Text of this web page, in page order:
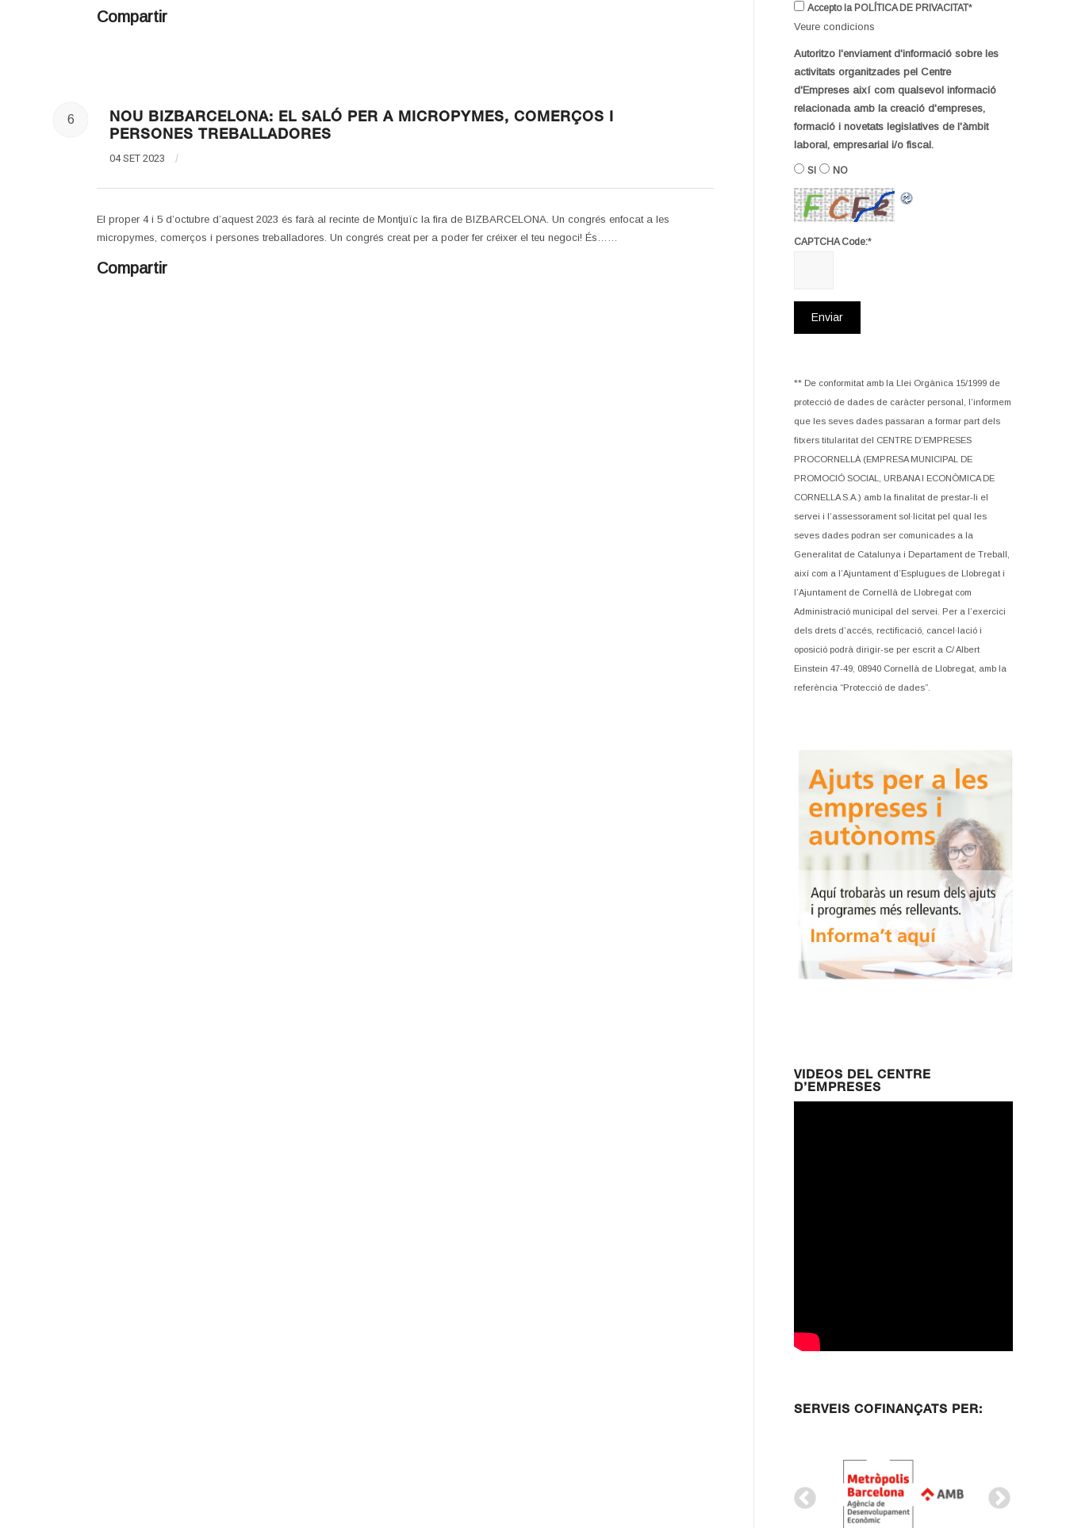
Compartir
6
NOU BIZBARCELONA: EL SALÓ PER A MICROPYMES, COMERÇOS I
PERSONES TREBALLADORES
04 SET 2023 /
El proper 4 i 5 d’octubre d’aquest 2023 és farà al recinte de Montjuïc la fira de BIZBARCELONA. Un congrés enfocat a les
micropymes, comerços i persones treballadores. Un congrés creat per a poder fer créixer el teu negoci! És……
Compartir
Accepto la POLÍTICA DE PRIVACITAT*
Veure condicions
Autoritzo l'enviament d'informació sobre les
activitats organitzades pel Centre
d'Empreses així com qualsevol informació
relacionada amb la creació d'empreses,
formació i novetats legislatives de l'àmbit
laboral, empresarial i/o fiscal.
SI NO
CAPTCHA Code:*
** De conformitat amb la Llei Orgànica 15/1999 de
protecció de dades de caràcter personal, l’informem
que les seves dades passaran a formar part dels
fitxers titularitat del CENTRE D’EMPRESES
PROCORNELLÀ (EMPRESA MUNICIPAL DE
PROMOCIÓ SOCIAL, URBANA I ECONÒMICA DE
CORNELLA S.A.) amb la finalitat de prestar-li el
servei i l’assessorament sol·licitat pel qual les
seves dades podran ser comunicades a la
Generalitat de Catalunya i Departament de Treball,
així com a l’Ajuntament d’Esplugues de Llobregat i
l’Ajuntament de Cornellà de Llobregat com
Administració municipal del servei. Per a l’exercici
dels drets d’accés, rectificació, cancel·lació i
oposició podrà dirigir-se per escrit a C/ Albert
Einstein 47-49, 08940 Cornellà de Llobregat, amb la
referència “Protecció de dades”.
VIDEOS DEL CENTRE
D’EMPRESES
SERVEIS COFINANÇATS PER: